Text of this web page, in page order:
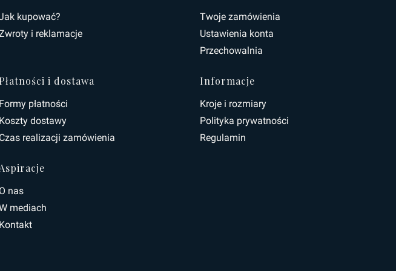
kupować?
i reklamacje
Twoje zamówienia
Ustawienia konta
Przechowalnia
Płatności i dostawa
Formy płatności
Koszty dostawy
Czas realizacji zamówienia
Informacje
Kroje i rozmiary
Polityka prywatności
Regulamin
Aspiracje
O nas
mediach
Kontakt